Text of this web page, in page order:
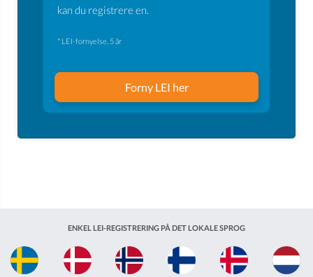
kan du registrere en.
* LEI-fornyelse, 5 år
Forny LEI her
ENKEL LEI-REGISTRERING PÅ DET LOKALE SPROG